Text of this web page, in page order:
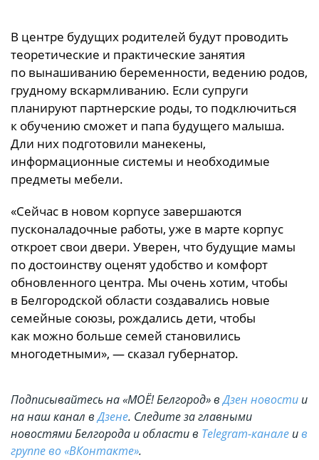
В центре будущих родителей будут проводить
теоретические и практические занятия
по вынашиванию беременности, ведению родов,
грудному вскармливанию. Если супруги
планируют партнерские роды, то подключиться
к обучению сможет и папа будущего малыша.
Дли них подготовили манекены,
информационные системы и необходимые
предметы мебели.
«Сейчас в новом корпусе завершаются
пусконаладочные работы, уже в марте корпус
откроет свои двери. Уверен, что будущие мамы
по достоинству оценят удобство и комфорт
обновленного центра. Мы очень хотим, чтобы
в Белгородской области создавались новые
семейные союзы, рождались дети, чтобы
как можно больше семей становились
многодетными», — сказал губернатор.
Подписывайтесь на «МОЁ! Белгород» вДзен новости и
на наш канал вДзене. Cледите за главными
новостями Белгорода и области в Telegram-канале ив
группе во «ВКонтакте».